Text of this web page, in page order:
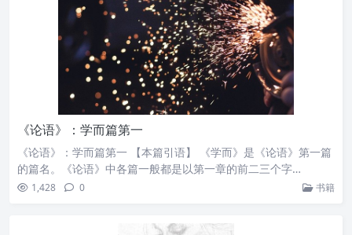
《论语》：学而篇第一
《论语》：学而篇第一 【本篇引语】 《学而》是《论语》第一篇
的篇名。《论语》中各篇一般都是以第一章的前二三个字…
1,428 0 书籍